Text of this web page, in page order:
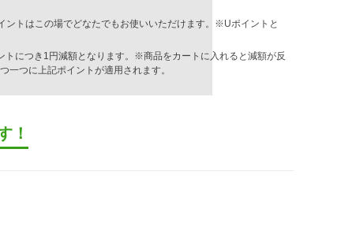
ントはこの場でどなたでもお使いいただけます。※Uポイントと
につき1円減額となります。※商品をカートに入れると減額が反
つに上記ポイントが適用されます。
！